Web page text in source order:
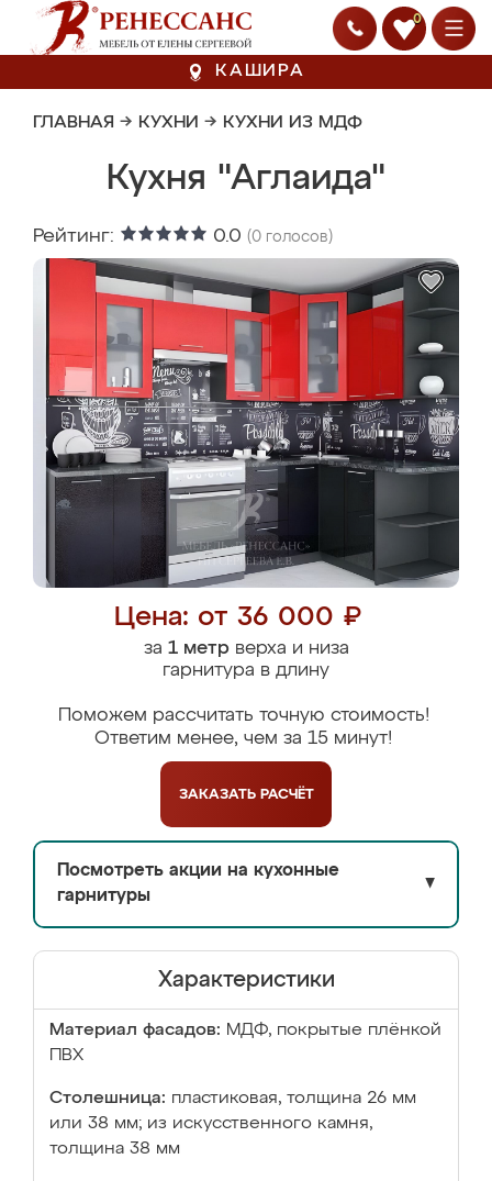
0
КАШИРА
ГЛАВНАЯ → КУХНИ → КУХНИ ИЗ МДФ
Кухня "Аглаида"
Рейтинг: 0.0 (0 голосов)
Цена: от 36 000 ₽
за 1 метрверха и низа
гарнитура в длину
Поможем рассчитать точную стоимость!
Ответим менее, чем за 15 минут!
ЗАКАЗАТЬ РАСЧЁТ
Посмотреть акции на кухонные
гарнитуры
▼
Характеристики
Материал фасадов: МДФ, покрытые плёнкой
ПВХ
Столешница: пластиковая, толщина 26 мм
или 38 мм; из искусственного камня,
толщина 38 мм